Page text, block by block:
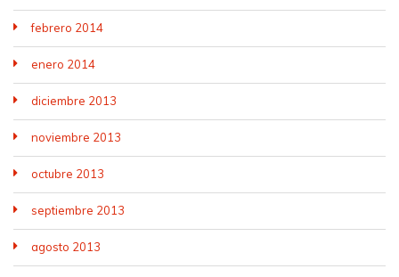
febrero 2014
enero 2014
diciembre 2013
noviembre 2013
octubre 2013
septiembre 2013
agosto 2013